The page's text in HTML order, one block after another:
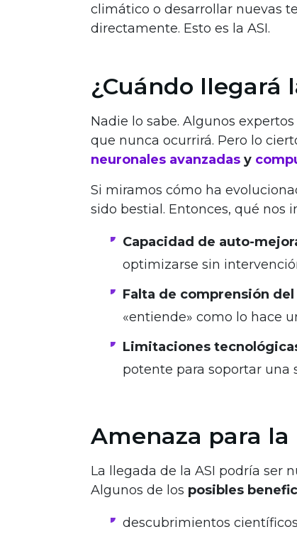
climático o desarrollar nuevas
directamente. Esto es la ASI.
¿Cuándo llegará
Nadie lo sabe. Algunos
que nunca ocurrirá. Pero lo
neuronales avanzadas y
Si miramos cómo ha
sido bestial. Entonces, qué nos
Capacidad de auto-
optimizarse sin
Falta de comprensión
«entiende» como lo hace
Limitaciones
potente para soportar una
Amenaza para
La llegada de la ASI podría ser
Algunos de los posibles
descubrimientos